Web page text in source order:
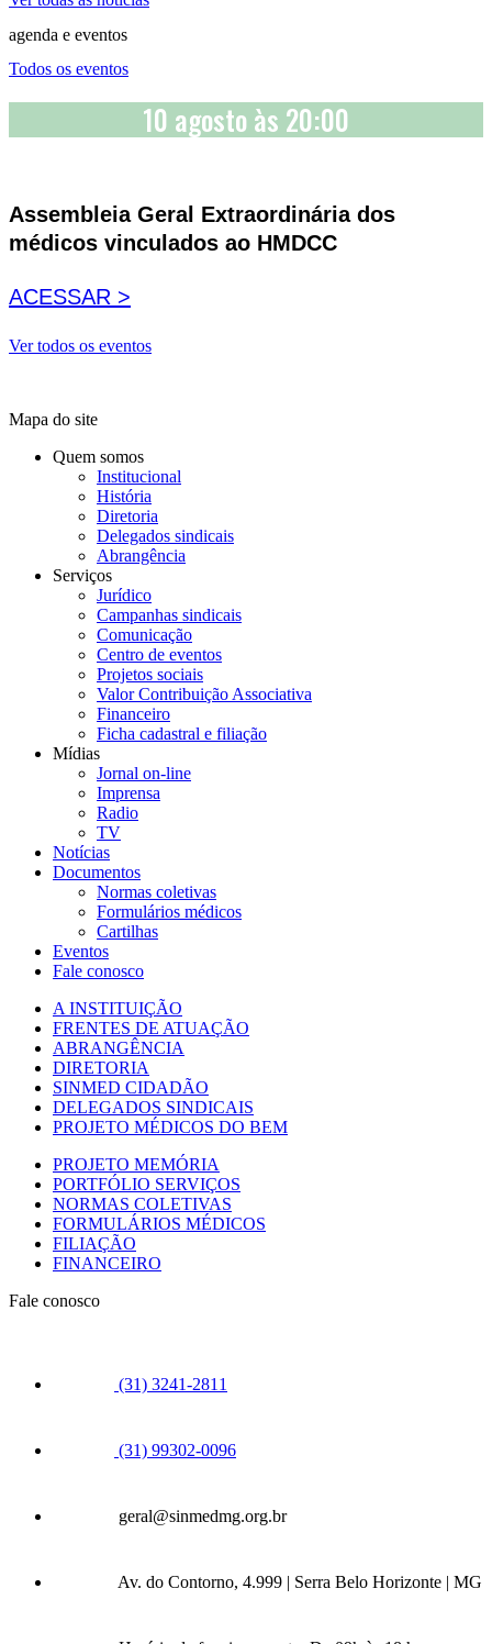
agenda e eventos
Todos os eventos
10 agosto às 20:00
Assembleia Geral Extraordinária dos
médicos vinculados ao HMDCC
ACESSAR >
Ver todos os eventos
Mapa do site
Quem somos
Institucional
História
Diretoria
Delegados sindicais
Abrangência
Serviços
Jurídico
Campanhas sindicais
Comunicação
Centro de eventos
Projetos sociais
Valor Contribuição Associativa
Financeiro
Ficha cadastral e filiação
Mídias
Jornal on-line
Imprensa
Radio
TV
Notícias
Documentos
Normas coletivas
Formulários médicos
Cartilhas
Eventos
Fale conosco
A INSTITUIÇÃO
FRENTES DE ATUAÇÃO
ABRANGÊNCIA
DIRETORIA
SINMED CIDADÃO
DELEGADOS SINDICAIS
PROJETO MÉDICOS DO BEM
PROJETO MEMÓRIA
PORTFÓLIO SERVIÇOS
NORMAS COLETIVAS
FORMULÁRIOS MÉDICOS
FILIAÇÃO
FINANCEIRO
Fale conosco
(31) 3241-2811
(31) 99302-0096
geral@sinmedmg.org.br
Av. do Contorno, 4.999 | Serra Belo Horizonte | MG